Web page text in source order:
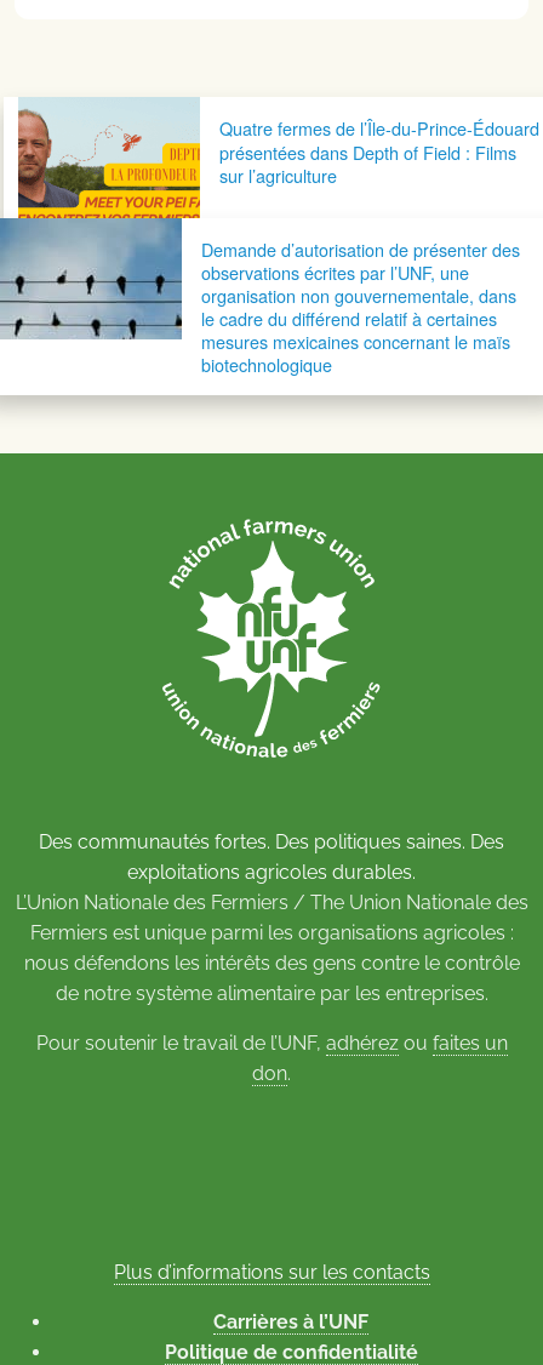
Navigation postaleQuatre fermes de l’Île-du-Prince-Édouard
présentées dans Depth of Field : Films
sur l’agriculture
Demande d’autorisation de présenter des
observations écrites par l’UNF, une
organisation non gouvernementale, dans
le cadre du différend relatif à certaines
mesures mexicaines concernant le maïs
biotechnologique
Des communautés fortes. Des politiques saines. Des
exploitations agricoles durables.
L’Union Nationale des Fermiers / The Union Nationale des
Fermiers est unique parmi les organisations agricoles :
nous défendons les intérêts des gens contre le contrôle
de notre système alimentaire par les entreprises.
Pour soutenir le travail de l’UNF, adhérezou faites un
don.
Plus d’informations sur les contacts
Carrières à l’UNF
Politique de confidentialité